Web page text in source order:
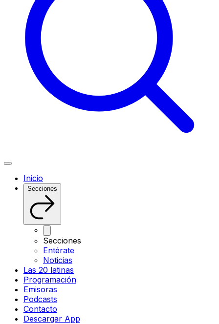
Inicio
Secciones
Secciones
Entérate
Noticias
Las 20 latinas
Programación
Emisoras
Podcasts
Contacto
Descargar App